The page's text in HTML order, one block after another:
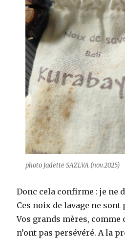
photo Jadette SAZLVA (nov.2025)
Donc cela confirme : je ne
Ces noix de lavage ne sont
Vos grands mères, comme
n’ont pas persévéré. A la